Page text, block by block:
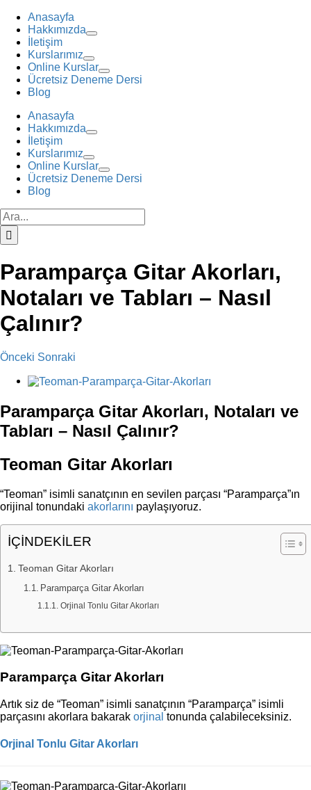
Anasayfa
Hakkımızda
İletişim
Kurslarımız
Online Kurslar
Ücretsiz Deneme Dersi
Blog
Anasayfa
Hakkımızda
İletişim
Kurslarımız
Online Kurslar
Ücretsiz Deneme Dersi
Blog
Ara:
Paramparça Gitar Akorları,
Notaları ve Tabları – Nasıl
Çalınır?
Önceki Sonraki
View
Image
Paramparça Gitar Akorları, Notaları ve
Tabları – Nasıl Çalınır?
Teoman Gitar Akorları
“Teoman” isimli sanatçının en sevilen parçası “Paramparça”ın
orijinal tonundaki akorlarını paylaşıyoruz.
İÇİNDEKİLER
Teoman Gitar Akorları
Paramparça Gitar Akorları
Orjinal Tonlu Gitar Akorları
Paramparça Gitar Akorları
Artık siz de “Teoman” isimli sanatçının “Paramparça” isimli
parçasını akorlara bakarak orjinal tonunda çalabileceksiniz.
Orjinal Tonlu Gitar Akorları